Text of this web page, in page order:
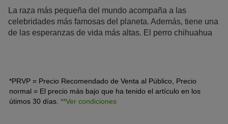
La raza más pequeña del mundo acompaña a las
celebridades más famosas del planeta. Además, tiene una
de las esperanzas de vida más altas. El perro chihuahua
*PRVP = Precio Recomendado de Venta al Público, Precio
normal = El precio más bajo que ha tenido el artículo en los
útimos 30 días. **Ver condiciones